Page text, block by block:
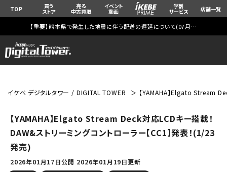
TOP 買う
ストア
売る
中古買取
イベント
動画
学割
サービス 店舗一覧
【重要】熊本県で発生した地震に伴う配送の遅延について(07月29日
イケベ デジタルタワー / DIGITAL TOWER 【YAMAHA】Elgato Stream
【YAMAHA】Elgato Stream Deck対応LCDキー搭載！
DAW&ストリーミングコントローラー【CC1】発表！(1/23
発売)
2026年01月17日公開 2026年01月19日更新